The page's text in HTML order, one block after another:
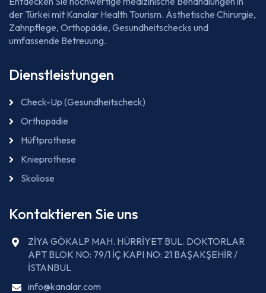
der Türkei mit Kanalar Health Tourism. Ästhetische Chirurgie,
Zahnpflege, Orthopädie, Gesundheitschecks und
umfassende Betreuung.
Dienstleistungen
Check-Up (Gesundheitscheck)
Orthopädie
Hüftprothese
Knieprothese
Skoliose
Kontaktieren Sie uns
ZİYA GÖKALP MAH. HÜRRİYET BUL. DOKTORLAR
APT BLOK NO: 79/1 İÇ KAPI NO: 21 BAŞAKŞEHİR /
İSTANBUL
info@kanalar.com